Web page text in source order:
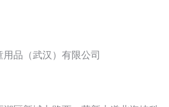
用品（武汉）有限公司